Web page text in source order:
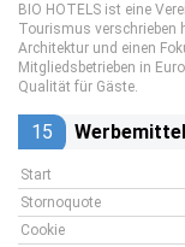
BIO HOTELS ist eine
Tourismus verschrieben
Architektur und einen
Mitgliedsbetrieben in
Qualität für Gäste.
15 Werbemittel
Start
Stornoquote
Cookie